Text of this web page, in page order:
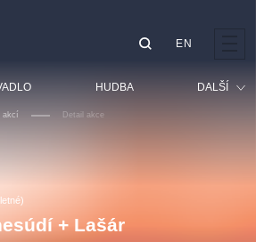
HUDBA DALŠÍ
EN
akcí Detail akce
+ Lašár
Pink Panther Agency,